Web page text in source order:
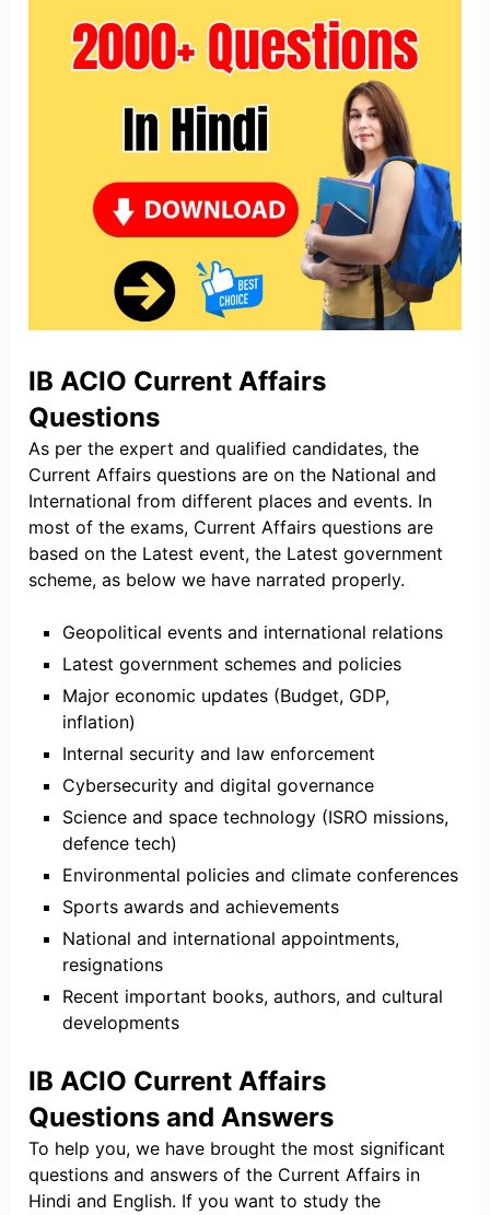
IB ACIO Current Affairs
Questions
As per the expert and qualified candidates, the
Current Affairs questions are on the National and
International from different places and events. In
most of the exams, Current Affairs questions are
based on the Latest event, the Latest government
scheme, as below we have narrated properly.
Geopolitical events and international relations
Latest government schemes and policies
Major economic updates (Budget, GDP,
inflation)
Internal security and law enforcement
Cybersecurity and digital governance
Science and space technology (ISRO missions,
defence tech)
Environmental policies and climate conferences
Sports awards and achievements
National and international appointments,
resignations
Recent important books, authors, and cultural
developments
IB ACIO Current Affairs
Questions and Answers
To help you, we have brought the most significant
questions and answers of the Current Affairs in
Hindi and English. If you want to study the